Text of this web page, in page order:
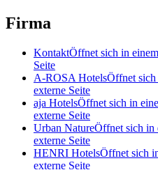
Firma
KontaktÖffnet sich in
Seite
A-ROSA HotelsÖffnet sich
externe Seite
aja HotelsÖffnet sich in
externe Seite
Urban NatureÖffnet sich in
externe Seite
HENRI HotelsÖffnet sich
externe Seite